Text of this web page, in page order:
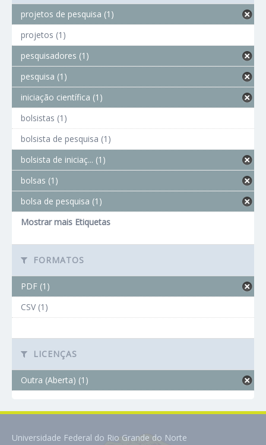
projetos de pesquisa (1)
projetos (1)
pesquisadores (1)
pesquisa (1)
iniciação científica (1)
bolsistas (1)
bolsista de pesquisa (1)
bolsista de iniciaç... (1)
bolsas (1)
bolsa de pesquisa (1)
Mostrar mais Etiquetas
FORMATOS
PDF (1)
CSV (1)
LICENÇAS
Outra (Aberta) (1)
Universidade Federal do Rio Grande do Norte